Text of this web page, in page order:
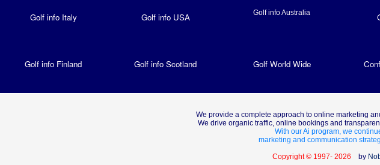
Golf info Italy Golf info USA Golf info Australia
Golf info Finland Golf info Scotland Golf World Wide
We provide a complete approach to online marketing
We drive organic traffic, online bookings and
With our Ai program, we
marketing and communication
Copyright © 1997- 2026 by